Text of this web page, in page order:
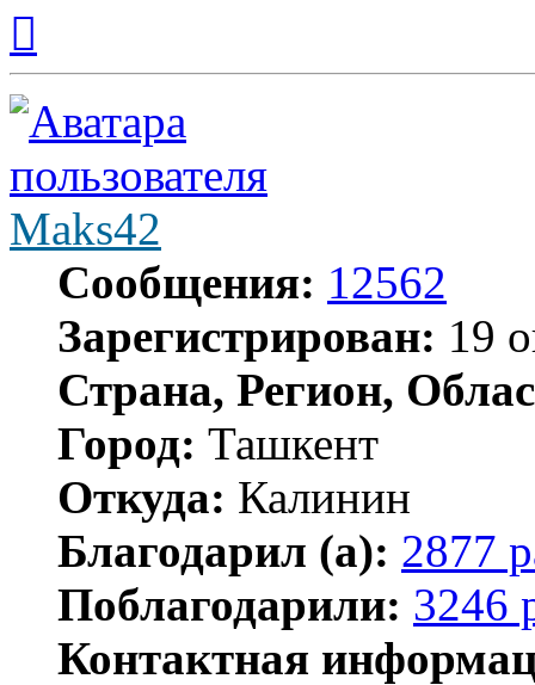
началу
Maks42
Сообщения: 12562
Зарегистрирован: 19
Страна, Регион,
Город: Ташкент
Откуда: Калинин
Благодарил (а): 2877
Поблагодарили: 3246
Контактная